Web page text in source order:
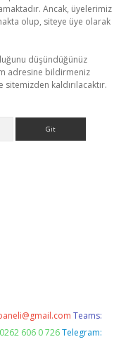
Ancak, üyelerimiz
olup, siteye üye olarak
düşündüğünüz
adresine bildirmeniz
kaldırılacaktır.
Teams:
606 0 726 Telegram: